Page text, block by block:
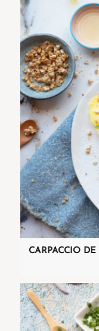
CARPACCIO